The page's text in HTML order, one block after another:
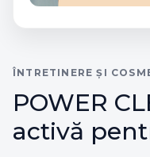
ÎNTRETINERE ȘI
POWER
activă